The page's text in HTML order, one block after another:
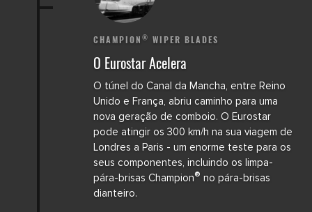
CHAMPION® WIPER BLADES
O Eurostar Acelera
O túnel do Canal da Mancha, entre Reino
Unido e França, abriu caminho para uma
nova geração de comboio. O Eurostar
pode atingir os 300 km/h na sua viagem de
Londres a Paris - um enorme teste para os
seus componentes, incluindo os limpa-
pára-brisas Champion® no pára-brisas
dianteiro.